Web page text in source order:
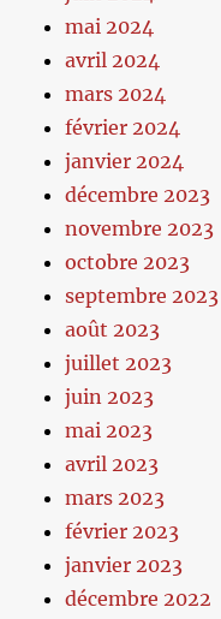
mai 2024
avril 2024
mars 2024
février 2024
janvier 2024
décembre 2023
novembre 2023
octobre 2023
septembre 2023
août 2023
juillet 2023
juin 2023
mai 2023
avril 2023
mars 2023
février 2023
janvier 2023
décembre 2022